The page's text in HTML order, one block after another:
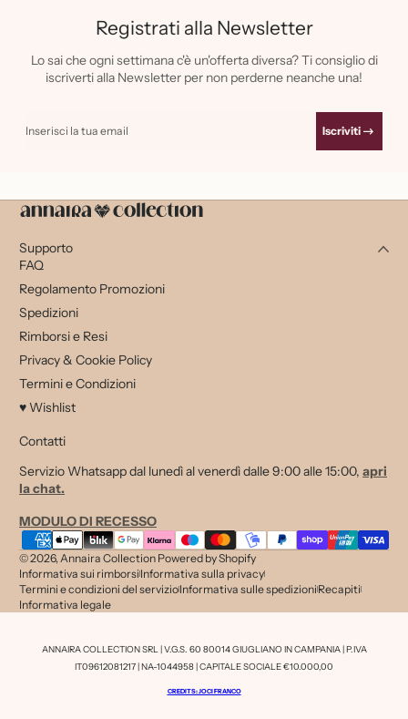
Registrati alla Newsletter
Lo sai che ogni settimana c'è un'offerta diversa? Ti consiglio di
iscriverti alla Newsletter per non perderne neanche una!
Inserisci la tua email Iscriviti
Supporto
FAQ
Regolamento Promozioni
Spedizioni
Rimborsi e Resi
Privacy & Cookie Policy
Termini e Condizioni
♥ Wishlist
Contatti
Servizio Whatsapp dal lunedì al venerdì dalle 9:00 alle 15:00, apri
la chat.
MODULO DI RECESSO
Metodi di pagamento
© 2026,Annaira Collection Powered by Shopify
Informativa sui rimborsi Informativa sulla privacy
Termini e condizioni del servizioInformativa sulle spedizioni Recapiti
Informativa legale
ANNAIRA COLLECTION SRL | V.G.S. 60 80014 GIUGLIANO IN CAMPANIA | P.IVA
IT09612081217 | NA-1044958 | CAPITALE SOCIALE €10.000,00
CREDITS: JOCI FRANCO